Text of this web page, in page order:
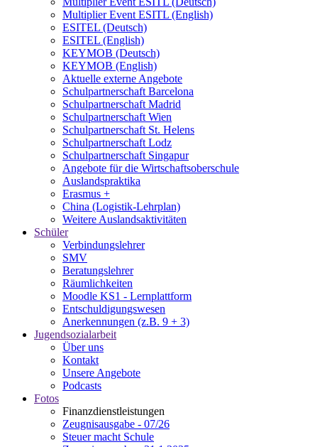
Multiplier Event ESITL (English)
ESITEL (Deutsch)
ESITEL (English)
KEYMOB (Deutsch)
KEYMOB (English)
Aktuelle externe Angebote
Schulpartnerschaft Barcelona
Schulpartnerschaft Madrid
Schulpartnerschaft Wien
Schulpartnerschaft St. Helens
Schulpartnerschaft Lodz
Schulpartnerschaft Singapur
Angebote für die Wirtschaftsoberschule
Auslandspraktika
Erasmus +
China (Logistik-Lehrplan)
Weitere Auslandsaktivitäten
Schüler
Verbindungslehrer
SMV
Beratungslehrer
Räumlichkeiten
Moodle KS1 - Lernplattform
Entschuldigungswesen
Anerkennungen (z.B. 9 + 3)
Jugendsozialarbeit
Über uns
Kontakt
Unsere Angebote
Podcasts
Fotos
Finanzdienstleistungen
Zeugnisausgabe - 07/26
Steuer macht Schule